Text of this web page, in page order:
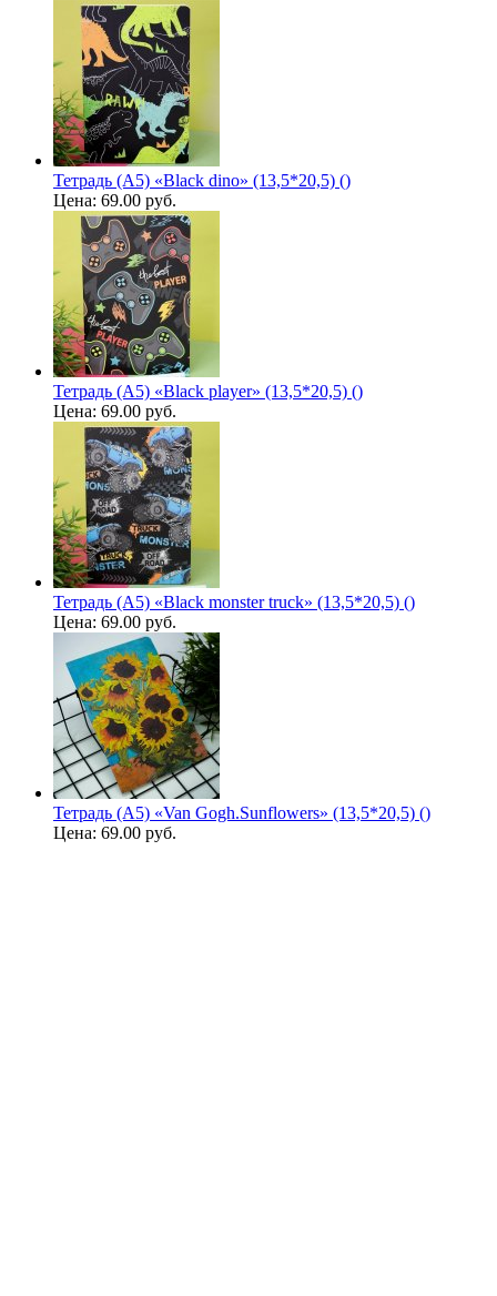
Тетрадь (A5) «Black dino» (13,5*20,5) ()
Цена: 69.00 руб.
Тетрадь (A5) «Black player» (13,5*20,5) ()
Цена: 69.00 руб.
Тетрадь (A5) «Black monster truck» (13,5*20,5) ()
Цена: 69.00 руб.
Тетрадь (A5) «Van Gogh.Sunflowers» (13,5*20,5) ()
Цена: 69.00 руб.